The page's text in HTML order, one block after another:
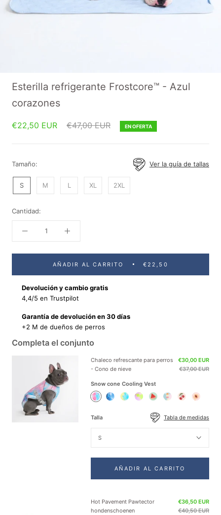
Esterilla refrigerante Frostcore™ - Azul
corazones
€22,50 EUR €47,00 EUR EN OFERTA
Tamaño: Ver la guía de tallas
S M L XL 2XL
Cantidad:
AÑADIR AL CARRITO €22,50
Devolución y cambio gratis
4,4/5 en Trustpilot
Garantía de devolución en 30 días
+2 M de dueños de perros
Completa el conjunto
Chaleco refrescante para perros
- Cono de nieve
€30,00 EUR
€37,00 EUR
Snow cone Cooling Vest
Snow Ice
TropicNeon
Cooling
Watermelon
Vest
PopsicleCherriesPeaches
Vest
Talla Tabla de medidas
S
AÑADIR AL CARRITO
Hot Pavement Pawtector
hondenschoenen
€36,50 EUR
€40,50 EUR